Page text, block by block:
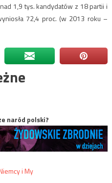
1,9 tys. kandydatów z 18 partii i
72,4 proc. (w 2013 roku –
naród polski?